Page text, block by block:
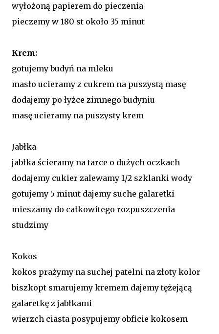
wyłożoną papierem do pieczenia
pieczemy w 180 st około 35 minut
Krem:
gotujemy budyń na mleku
masło ucieramy z cukrem na puszystą masę
dodajemy po łyżce zimnego budyniu
masę ucieramy na puszysty krem
Jabłka
jabłka ścieramy na tarce o dużych oczkach
dodajemy cukier zalewamy 1/2 szklanki wody
gotujemy 5 minut dajemy suche galaretki
mieszamy do całkowitego rozpuszczenia
studzimy
Kokos
kokos prażymy na suchej patelni na złoty kolor
biszkopt smarujemy kremem dajemy tężejącą
galaretkę z jabłkami
wierzch ciasta posypujemy obficie kokosem